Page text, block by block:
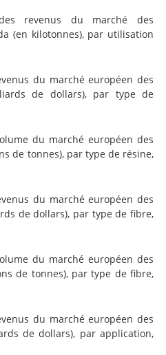
revenus du marché des
(en kilotonnes), par utilisation
du marché européen des
de dollars), par type de
du marché européen des
de tonnes), par type de résine,
du marché européen des
de dollars), par type de fibre,
du marché européen des
de tonnes), par type de fibre,
du marché européen des
de dollars), par application,